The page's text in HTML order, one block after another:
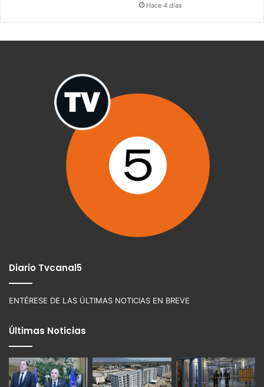
Hace 4 días
Diario Tvcanal5
ENTÉRESE DE LAS ÚLTIMAS NOTICIAS EN BREVE
Últimas Noticias